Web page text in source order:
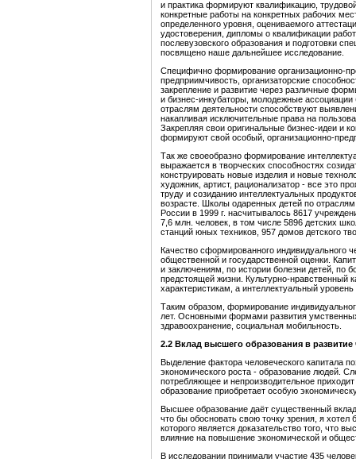
и практика формируют квалификацию,
конкретные работы на конкретных рабочих
определенного уровня, оцениваемого
удостоверения, дипломы о квалификации
послевузовского образования и подготовки
посвящено наше дальнейшее исследование.
Специфично формирование организационно-
предприимчивость, организаторские
закрепление и развитие через различные
и бизнес-инкубаторы, молодежные
отраслям деятельности способствуют
накапливая исключительные права на
Закрепляя свои оригинальные бизнес-идеи и
формируют свой особый, организационно-
Так же своеобразно формирование
выражается в творческих способностях
конструировать новые изделия и новые
художник, артист, рационализатор - все это
труду и созиданию интеллектуальных
возрасте. Школы одаренных детей по
России в 1999 г. насчитывалось 8617
7,6 млн. человек, в том числе 5896 детских
станций юных техников, 957 домов детского
Качество сформированного индивидуального
общественной и государственной оценки.
и заключениям, по истории болезни детей, по
предстоящей жизни. Культурно-нравственный
характеристикам, а интеллектуальный
Таким образом, формирование
лет. Основными формами развития
здравоохранение, социальная мобильность.
2.2 Вклад высшего образования в развитие
Выделение фактора человеческого капитала
экономического роста - образование людей.
потребляющее и непроизводительное
образование приобретает особую
Высшее образование даёт существенный вклад
что бы обосновать свою точку зрения, я
которого является доказательство того, что
влияние на повышение экономической и
В исследовании принимали участие 435